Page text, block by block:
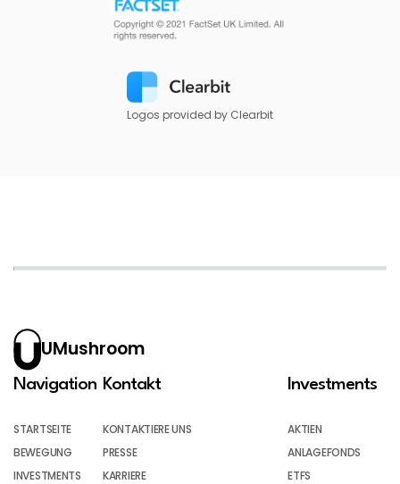
Logos provided by Clearbit
UMushroom
Navigation
STARTSEITE
BEWEGUNG
INVESTMENTS
Kontakt
KONTAKTIERE UNS
PRESSE
KARRIERE
Investments
AKTIEN
ANLAGEFONDS
ETFS